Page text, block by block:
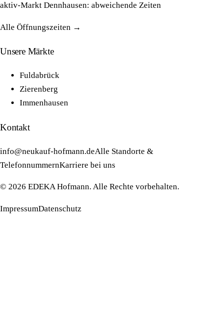
aktiv-Markt Dennhausen: abweichende Zeiten
Alle Öffnungszeiten →
Unsere Märkte
Fuldabrück
Zierenberg
Immenhausen
Kontakt
info@neukauf-hofmann.deAlle Standorte &
TelefonnummernKarriere bei uns
© 2026 EDEKA Hofmann. Alle Rechte vorbehalten.
ImpressumDatenschutz